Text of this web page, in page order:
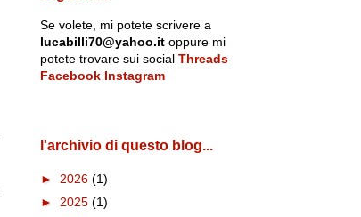
Se volete, mi potete scrivere a
lucabilli70@yahoo.itoppure mi
potete trovare sui social Threads
Facebook Instagram
l'archivio di questo blog...
► 2026 (1)
► 2025 (1)